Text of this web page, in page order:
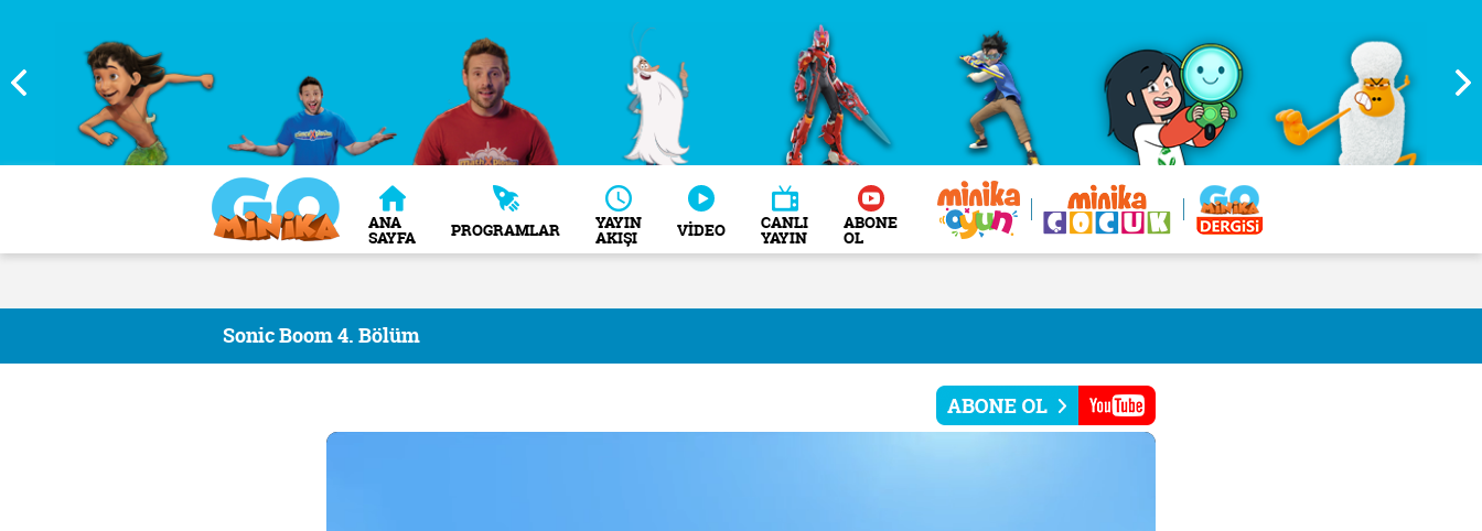
ANA
SAYFA PROGRAMLAR YAYIN
AKIŞI VİDEO CANLI
YAYIN
ABONE
OL
Sonic Boom 4. Bölüm